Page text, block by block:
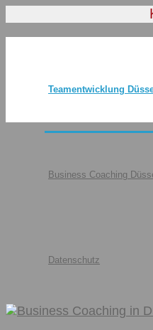
Teamentwicklung
Business Coaching
Datenschutz